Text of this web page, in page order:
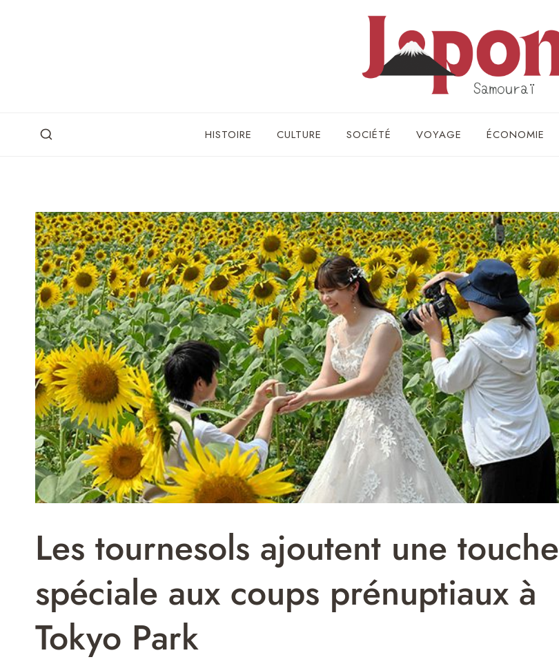
HISTOIRE CULTURE SOCIÉTÉ VOYAGE ÉCONOMIE
Les tournesols ajoutent une touche
spéciale aux coups prénuptiaux à
Tokyo Park